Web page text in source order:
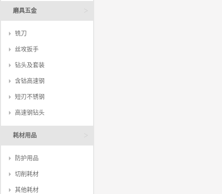
磨具五金
铣刀
丝攻扳手
钻头及套装
含钴高速钢
短刃不锈钢
高速钢钻头
耗材用品
防护用品
切削耗材
其他耗材